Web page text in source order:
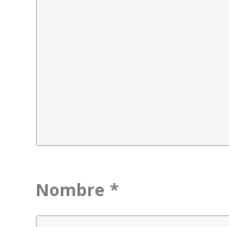
Nombre *